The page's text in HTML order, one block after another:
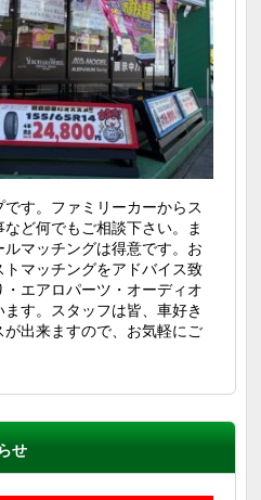
す。ファミリーカーからス
ど何でもご相談下さい。ま
マッチングは得意です。お
マッチングをアドバイス致
エアロパーツ・オーディオ
す。スタッフは皆、車好き
出来ますので、お気軽にご
せ